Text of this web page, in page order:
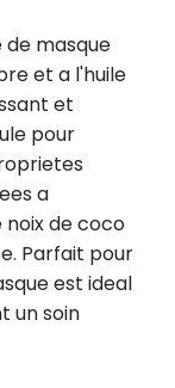
masque
et a l'huile
et
pour
a
de coco
Parfait pour
est ideal
un soin